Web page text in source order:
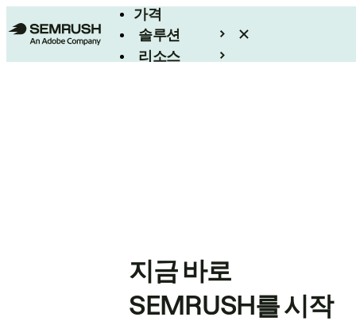
가격
솔루션
리소스
지금 바로
SEMRUSH를 시작